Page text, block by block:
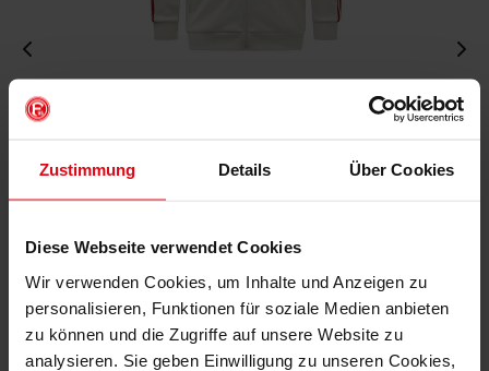
Zustimmung Details Über Cookies
Diese Webseite verwendet Cookies
Wir verwenden Cookies, um Inhalte und Anzeigen zu
personalisieren, Funktionen für soziale Medien anbieten
zu können und die Zugriffe auf unsere Website zu
analysieren. Sie geben Einwilligung zu unseren Cookies,
Fortuna x adidas Trackjacket "Originals" Off-White
Mitgliederpreis: € 89,96